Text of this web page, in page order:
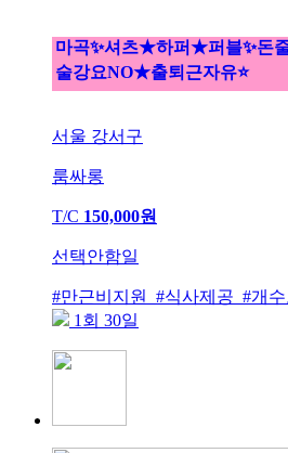
마곡✨셔츠★하퍼★퍼블✨돈
술강요NO★출퇴근자유⭐
서울 강서구
룸싸롱
T/C 150,000원
선택안함일
#만근비지원 #식사제공 #개
1회 30일